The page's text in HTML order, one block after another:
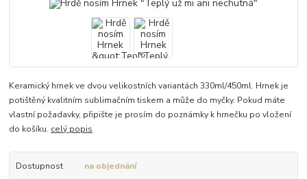
Keramický hrnek ve dvou velikostních variantách 330ml/450ml. Hrnek je
potištěný kvalitním sublimačním tiskem a může do myčky. Pokud máte
vlastní požadavky, připište je prosím do poznámky k hrnečku po vložení
do košíku. celý popis
Dostupnost
na objednání